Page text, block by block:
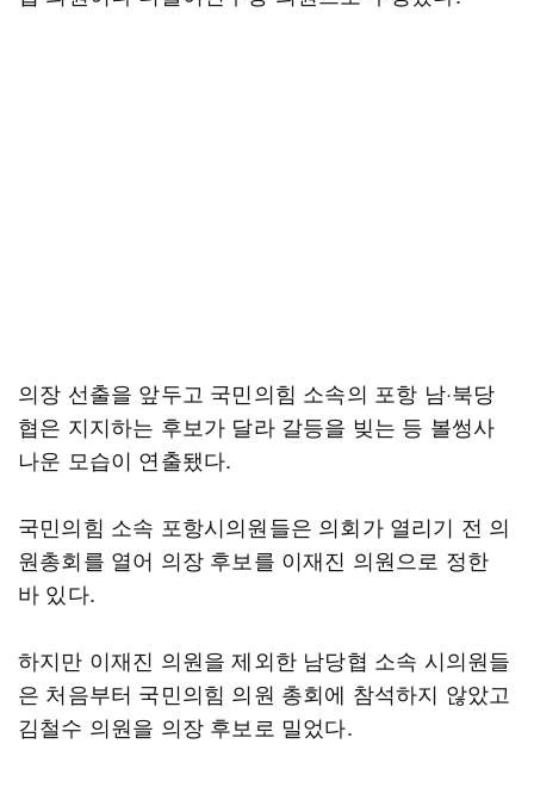
의장 선출을 앞두고 국민의힘 소속의 포항 남·북당
협은 지지하는 후보가 달라 갈등을 빚는 등 볼썽사
나운 모습이 연출됐다.
국민의힘 소속 포항시의원들은 의회가 열리기 전 의
원총회를 열어 의장 후보를 이재진 의원으로 정한
바 있다.
하지만 이재진 의원을 제외한 남당협 소속 시의원들
은 처음부터 국민의힘 의원 총회에 참석하지 않았고
김철수 의원을 의장 후보로 밀었다.